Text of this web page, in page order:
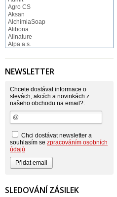
Agro CS
Aksan
AlchimiaSoap
Alibona
Allnature
Alpa a.s.
Alufix
Astonish
Atlantic
AutoMax Group
Axcentive
BaL
Bateria
Beauty Lille
Beiersdorf - Nivea
Bella
Benkor
BERGEN S. R. L.
Bettina Barty
Bio-repel
Bioclean
NEWSLETTER
Chcete dostávat informace o
slevách, akcích a novinkách z
našeho obchodu na email?:
Chci dostávat newsletter a
souhlasím se zpracováním osobních
údajů
SLEDOVÁNÍ ZÁSILEK